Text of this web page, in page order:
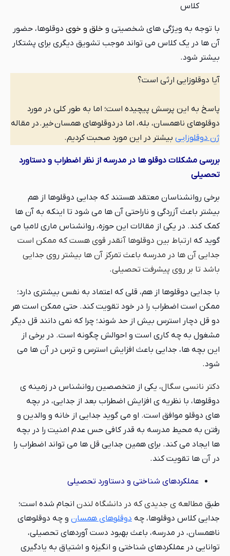
کلاس
با توجه به ویژگی های شخصیتی و خلق و خوی دوقلوها، حضور
آن ها در یک کلاس می تواند موجب تشویق دیگری برای پشتکار
بیشتر شود.
آیا دوقلوزایی ارثی است؟
پاسخ به این پرسش پیچیده است؛ اما به طور کلی در مورد
دوقلوهای ناهمسان، بله، اما در دوقلوهای همسان خیر. در مقاله
ژن دوقلوزایی بیشتر در این مورد صحبت کردیم.
بررسی مشکلات دوقلو ها در مدرسه از نظر اضطراب و دستاورد
تحصیلی
برخی روانشناسان معتقد هستند که جدایی دوقلوها از هم
بیشتر باعث آزردگی و ناراحتی آن ها می شود تا اینکه به آن ها
کمک کند. در یکی از مقالات این حوزه، روانشناس ماری لامیا می
گوید که ارتباط بین دوقلوها آنقدر قوی هست که ممکن است
جدایی آن ها در مدرسه باعث تمرکز آن ها بیشتر روی جدایی
باشد تا بر روی پیشرفت تحصیلی.
با جدایی دوقلوها از هم، قلی که اعتماد به نفس بیشتری دارد؛
ممکن است اضطراب را در خود تقویت کند. حتی ممكن است هر
دو قل دچار استرس بیش از حد شوند؛ چرا که نمی دانند قل دیگر
مشغول به چه کاری است و احوالش چگونه است. در برخی از
این بچه ها، جدایی باعث افزایش استرس و ترس در آن ها می
شود.
دکتر نانسي سگال، یکی از متخصصین روانشناس در زمینه ی
دوقلوها، با نظریه ی افزایش اضطراب بعد از جدایی، در بچه
های دوقلو موافق است. او می گوید جدایی از خانه و والدین و
رفتن به محیط مدرسه به قدر کافی حس عدم امنیت را در بچه
ها ایجاد می کند. برای همین جدایی قل ها می تواند اضطراب را
در آن ها تقویت کند.
عملکردهای شناختی و دستاورد تحصیلی
طبق مطالعه ی جدیدی که در دانشگاه لندن انجام شده است؛
جدایی کلاس دوقلوها، چه دوقلوهای همسان و چه دوقلوهای
ناهمسان، در مدرسه، باعث بهبود دست آوردهای تحصیلی،
توانایی در عملکردهای شناختی و انگیزه و اشتیاق به یادگیری